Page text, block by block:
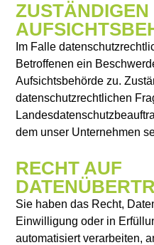
ZUSTÄNDIGEN
Im Falle
Betroffenen ein
Aufsichtsbehörde zu.
datenschutzrechtlichen
dem unser Unternehmen
RECHT AUF
Sie haben das Recht,
Einwilligung oder in
automatisiert verarbeiten,